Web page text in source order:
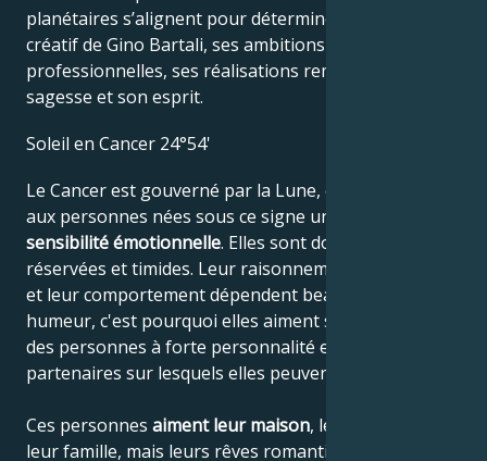
planétaires s’alignent pour déterminer le génie
créatif de Gino Bartali, ses ambitions
professionnelles, ses réalisations remarquables, sa
sagesse et son esprit.
Soleil en Cancer 24°54'
Le Cancer est gouverné par la Lune, ce qui confère
aux personnes nées sous ce signe une grande
sensibilité émotionnelle. Elles sont donc souvent
réservées et timides. Leur raisonnement, leur pensée
et leur comportement dépendent beaucoup de leur
humeur, c'est pourquoi elles aiment s'appuyer sur
des personnes à forte personnalité et choisir des
partenaires sur lesquels elles peuvent s'appuyer.
Ces personnes aiment leur maison, leurs parents et
leur famille, mais leurs rêves romantiques et leurs